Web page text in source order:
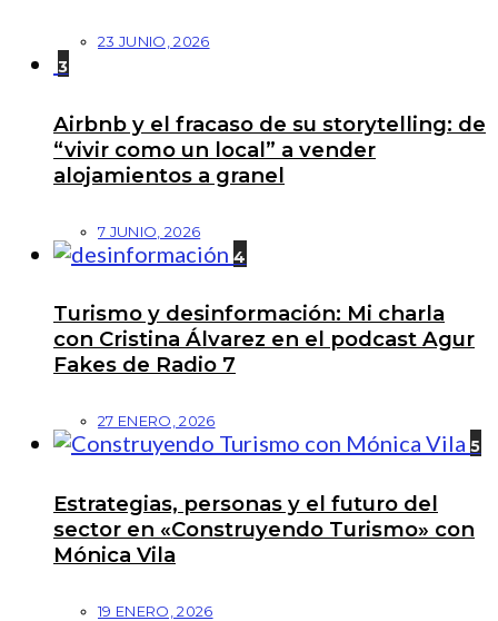
23 JUNIO, 2026
3
Airbnb y el fracaso de su storytelling: de
“vivir como un local” a vender
alojamientos a granel
7 JUNIO, 2026
4
Turismo y desinformación: Mi charla
con Cristina Álvarez en el podcast Agur
Fakes de Radio 7
27 ENERO, 2026
5
Estrategias, personas y el futuro del
sector en «Construyendo Turismo» con
Mónica Vila
19 ENERO, 2026